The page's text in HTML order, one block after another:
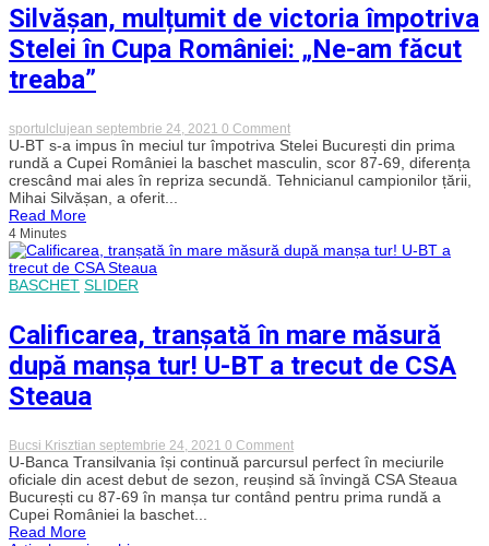
Clujenii
și-
pierdut
Silvășan, mulțumit de victoria împotriva
Stelei în Cupa României: „Ne-am făcut
treaba”
sportulclujean septembrie 24, 2021 0 Commenton
Silvășan,
mulțumit
de
victoria
Cupa
U-BT s-a impus în meciul tur împotriva Stelei București din prima
rundă a Cupei României la baschet masculin, scor 87-69, diferența
crescând mai ales în repriza secundă. Tehnicianul campionilor țării,
Mihai Silvășan, a oferit...
Read More
4 Minutes
BASCHET SLIDER
Calificarea, tranșată în mare măsură
după manșa tur! U-BT a trecut de CSA
Steaua
Bucsi Krisztian septembrie 24, 2021 0 Commenton
Calificarea,
tranșată
în
mare
U-Banca Transilvania își continuă parcursul perfect în meciurile
oficiale din acest debut de sezon, reușind să învingă CSA Steaua
București cu 87-69 în manșa tur contând pentru prima rundă a
Cupei României la baschet...
Read More